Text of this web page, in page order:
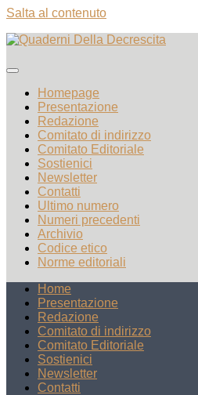
Salta al contenuto
Homepage
Presentazione
Redazione
Comitato di indirizzo
Comitato Editoriale
Sostienici
Newsletter
Contatti
Ultimo numero
Numeri precedenti
Archivio
Codice etico
Norme editoriali
Home
Presentazione
Redazione
Comitato di indirizzo
Comitato Editoriale
Sostienici
Newsletter
Contatti